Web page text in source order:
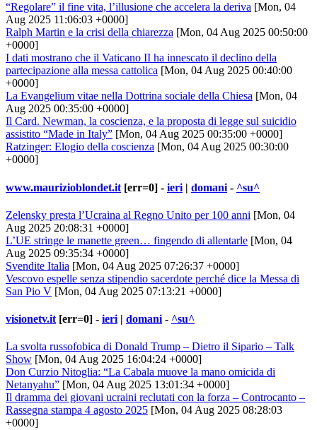
“Regolare” il fine vita, l’illusione che accelera la deriva [Mon, 04
Aug 2025 11:06:03 +0000]
Ralph Martin e la crisi della chiarezza [Mon, 04 Aug 2025 00:50:00
+0000]
I dati mostrano che il Vaticano II ha innescato il declino della
partecipazione alla messa cattolica [Mon, 04 Aug 2025 00:40:00
+0000]
La Evangelium vitae nella Dottrina sociale della Chiesa [Mon, 04
Aug 2025 00:35:00 +0000]
Il Card. Newman, la coscienza, e la proposta di legge sul suicidio
assistito “Made in Italy” [Mon, 04 Aug 2025 00:35:00 +0000]
Ratzinger: Elogio della coscienza [Mon, 04 Aug 2025 00:30:00
+0000]
www.maurizioblondet.it [err=0] - ieri | domani - ^su^
Zelensky presta l’Ucraina al Regno Unito per 100 anni [Mon, 04
Aug 2025 20:08:31 +0000]
L’UE stringe le manette green… fingendo di allentarle [Mon, 04
Aug 2025 09:35:34 +0000]
Svendite Italia [Mon, 04 Aug 2025 07:26:37 +0000]
Vescovo espelle senza stipendio sacerdote perché dice la Messa di
San Pio V [Mon, 04 Aug 2025 07:13:21 +0000]
visionetv.it [err=0] - ieri | domani - ^su^
La svolta russofobica di Donald Trump – Dietro il Sipario – Talk
Show [Mon, 04 Aug 2025 16:04:24 +0000]
Don Curzio Nitoglia: “La Cabala muove la mano omicida di
Netanyahu” [Mon, 04 Aug 2025 13:01:34 +0000]
Il dramma dei giovani ucraini reclutati con la forza – Controcanto –
Rassegna stampa 4 agosto 2025 [Mon, 04 Aug 2025 08:28:03
+0000]